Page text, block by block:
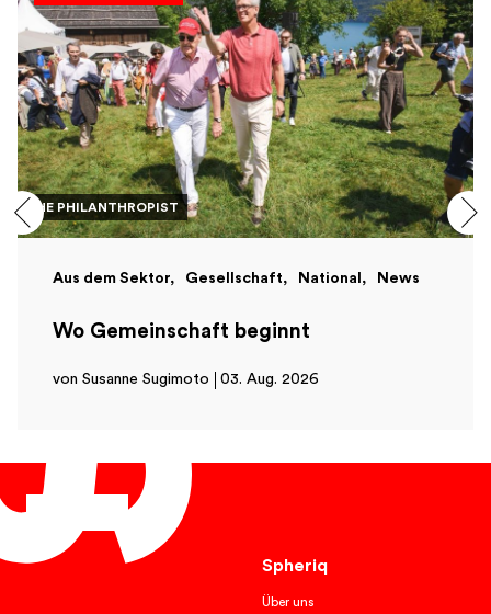
THE PHILANTHROPIST
Aus dem Sektor Gesellschaft National News
Wo Gemeinschaft beginnt
von Susanne Sugimoto 03. Aug. 2026
Spheriq
Über uns